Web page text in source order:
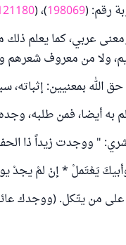
رقم: (198069)، (
عربي، كما يعلم ذلك
ولا من معروف شعرهم
الله بمعنيين: إثباته،
به أيضا، فمن طلبه،
" ووجدت زيداً ذا
يَعْتَملْ * إنْ لمْ يجدْ
من يتّكل. (ووجدك